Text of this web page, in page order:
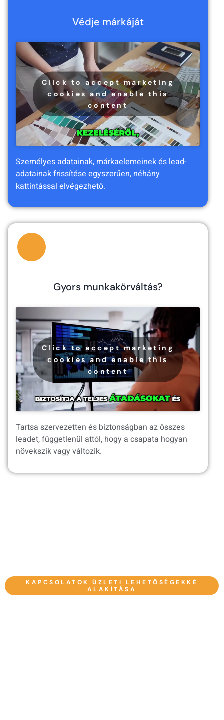
Védje márkáját
Click to accept marketing
cookies and enable this
content
Személyes adatainak, márkaelemeinek és lead-
adatainak frissítése egyszerűen, néhány
kattintással elvégezhető.
Gyors munkakörváltás?
Click to accept marketing
cookies and enable this
content
Tartsa szervezetten és biztonságban az összes
leadet, függetlenül attól, hogy a csapata hogyan
növekszik vagy változik.
KAPCSOLATOK ÜZLETI LEHETŐSÉGEKKÉ
ALAKÍTÁSA